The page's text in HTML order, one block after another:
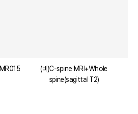
MR015
(비)C-spine MRI+Whole
spine(sagittal T2)